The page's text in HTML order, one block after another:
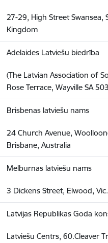
27-29, High Street Swansea,
Kingdom
Adelaides Latviešu biedrība
(The Latvian Association of
Rose Terrace, Wayville SA
Brisbenas latviešu nams
24 Church Avenue,
Brisbane, Australia
Melburnas latviešu nams
3 Dickens Street, Elwood,
Latvijas Republikas Goda
Latviešu Centrs, 60.Cleaver